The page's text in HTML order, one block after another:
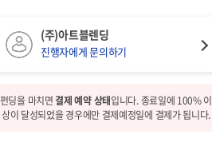
(주)아트블렌딩
진행자에게 문의하기
펀딩을 마치면결제 예약 상태입니다. 종료일에 100% 이
상이 달성되었을 경우에만 결제예정일에 결제가 됩니다.